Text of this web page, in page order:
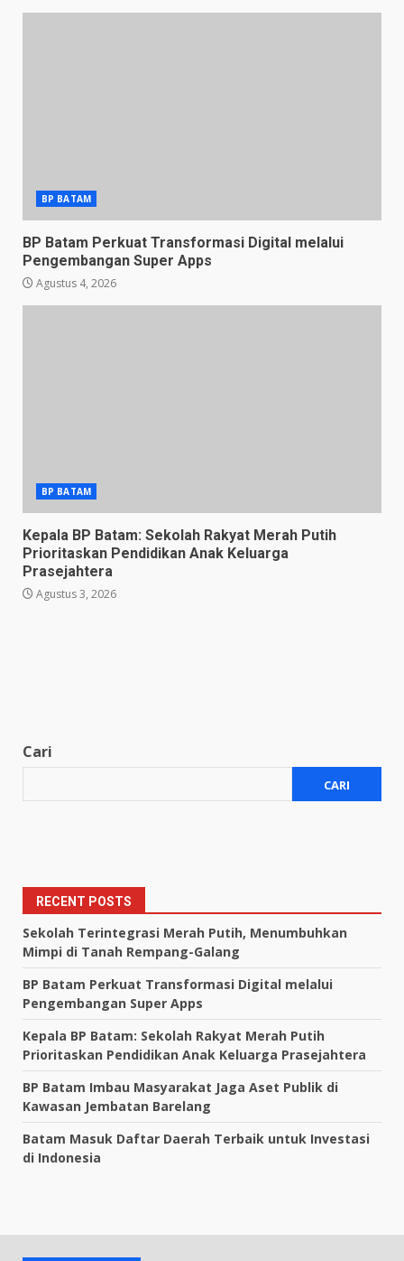
BP BATAM
BP Batam Perkuat Transformasi Digital melalui
Pengembangan Super Apps
Agustus 4, 2026
BP BATAM
Kepala BP Batam: Sekolah Rakyat Merah Putih
Prioritaskan Pendidikan Anak Keluarga
Prasejahtera
Agustus 3, 2026
Cari
CARI
RECENT POSTS
Sekolah Terintegrasi Merah Putih, Menumbuhkan
Mimpi di Tanah Rempang-Galang
BP Batam Perkuat Transformasi Digital melalui
Pengembangan Super Apps
Kepala BP Batam: Sekolah Rakyat Merah Putih
Prioritaskan Pendidikan Anak Keluarga Prasejahtera
BP Batam Imbau Masyarakat Jaga Aset Publik di
Kawasan Jembatan Barelang
Batam Masuk Daftar Daerah Terbaik untuk Investasi
di Indonesia